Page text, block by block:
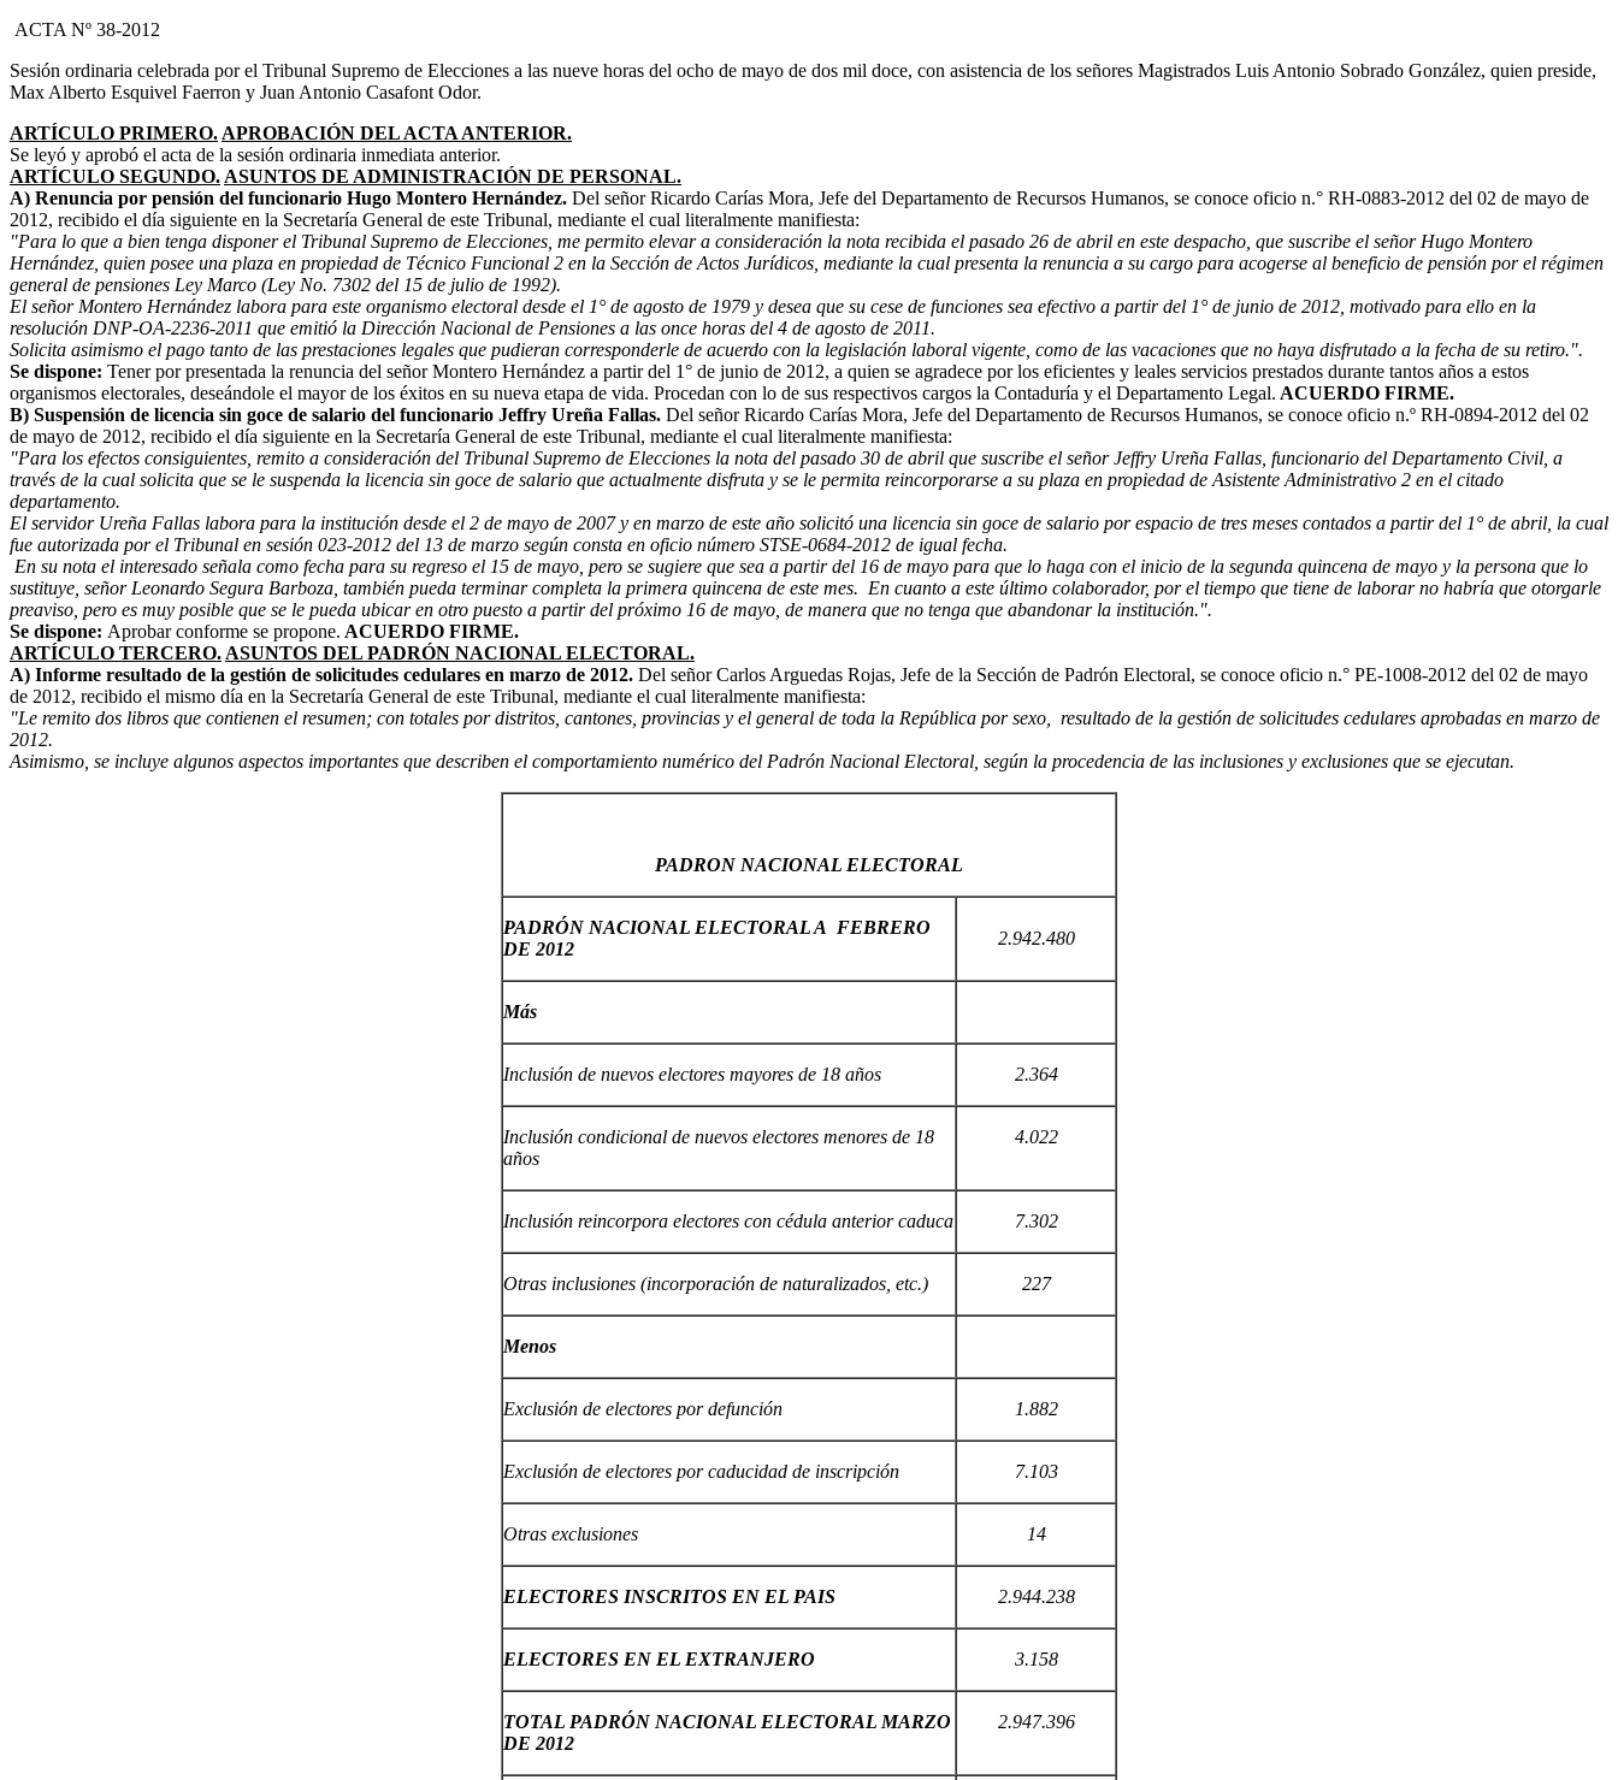
ACTA Nº 38-2012
Sesión ordinaria celebrada por el Tribunal Supremo de Elecciones a las nueve horas del ocho de mayo de dos mil doce, con asistencia de los señores Magistrados Luis Antonio Sobrado González, quien preside,
Max Alberto Esquivel Faerron y Juan Antonio Casafont Odor.
ARTÍCULO PRIMERO. APROBACIÓN DEL ACTA ANTERIOR.
Se leyó y aprobó el acta de la sesión ordinaria inmediata anterior.
ARTÍCULO SEGUNDO. ASUNTOS DE ADMINISTRACIÓN DE PERSONAL.
A) Renuncia por pensión del funcionario Hugo Montero Hernández. Del señor Ricardo Carías Mora, Jefe del Departamento de Recursos Humanos, se conoce oficio n.° RH-0883-2012 del 02 de mayo de
2012, recibido el día siguiente en la Secretaría General de este Tribunal, mediante el cual literalmente manifiesta:
"Para lo que a bien tenga disponer el Tribunal Supremo de Elecciones, me permito elevar a consideración la nota recibida el pasado 26 de abril en este despacho, que suscribe el señor Hugo Montero
Hernández, quien posee una plaza en propiedad de Técnico Funcional 2 en la Sección de Actos Jurídicos, mediante la cual presenta la renuncia a su cargo para acogerse al beneficio de pensión por el régimen
general de pensiones Ley Marco (Ley No. 7302 del 15 de julio de 1992).
El señor Montero Hernández labora para este organismo electoral desde el 1° de agosto de 1979 y desea que su cese de funciones sea efectivo a partir del 1° de junio de 2012, motivado para ello en la
resolución DNP-OA-2236-2011 que emitió la Dirección Nacional de Pensiones a las once horas del 4 de agosto de 2011.
Solicita asimismo el pago tanto de las prestaciones legales que pudieran corresponderle de acuerdo con la legislación laboral vigente, como de las vacaciones que no haya disfrutado a la fecha de su retiro.".
Se dispone: Tener por presentada la renuncia del señor Montero Hernández a partir del 1° de junio de 2012, a quien se agradece por los eficientes y leales servicios prestados durante tantos años a estos
organismos electorales, deseándole el mayor de los éxitos en su nueva etapa de vida. Procedan con lo de sus respectivos cargos la Contaduría y el Departamento Legal. ACUERDO FIRME.
B) Suspensión de licencia sin goce de salario del funcionario Jeffry Ureña Fallas. Del señor Ricardo Carías Mora, Jefe del Departamento de Recursos Humanos, se conoce oficio n.º RH-0894-2012 del 02
de mayo de 2012, recibido el día siguiente en la Secretaría General de este Tribunal, mediante el cual literalmente manifiesta:
"Para los efectos consiguientes, remito a consideración del Tribunal Supremo de Elecciones la nota del pasado 30 de abril que suscribe el señor Jeffry Ureña Fallas, funcionario del Departamento Civil, a
través de la cual solicita que se le suspenda la licencia sin goce de salario que actualmente disfruta y se le permita reincorporarse a su plaza en propiedad de Asistente Administrativo 2 en el citado
departamento.
El servidor Ureña Fallas labora para la institución desde el 2 de mayo de 2007 y en marzo de este año solicitó una licencia sin goce de salario por espacio de tres meses contados a partir del 1° de abril, la cual
fue autorizada por el Tribunal en sesión 023-2012 del 13 de marzo según consta en oficio número STSE-0684-2012 de igual fecha.
En su nota el interesado señala como fecha para su regreso el 15 de mayo, pero se sugiere que sea a partir del 16 de mayo para que lo haga con el inicio de la segunda quincena de mayo y la persona que lo
sustituye, señor Leonardo Segura Barboza, también pueda terminar completa la primera quincena de este mes. En cuanto a este último colaborador, por el tiempo que tiene de laborar no habría que otorgarle
preaviso, pero es muy posible que se le pueda ubicar en otro puesto a partir del próximo 16 de mayo, de manera que no tenga que abandonar la institución.".
Se dispone: Aprobar conforme se propone. ACUERDO FIRME.
ARTÍCULO TERCERO. ASUNTOS DEL PADRÓN NACIONAL ELECTORAL.
A) Informe resultado de la gestión de solicitudes cedulares en marzo de 2012. Del señor Carlos Arguedas Rojas, Jefe de la Sección de Padrón Electoral, se conoce oficio n.° PE-1008-2012 del 02 de mayo
de 2012, recibido el mismo día en la Secretaría General de este Tribunal, mediante el cual literalmente manifiesta:
"Le remito dos libros que contienen el resumen; con totales por distritos, cantones, provincias y el general de toda la República por sexo, resultado de la gestión de solicitudes cedulares aprobadas en marzo de
2012.
Asimismo, se incluye algunos aspectos importantes que describen el comportamiento numérico del Padrón Nacional Electoral, según la procedencia de las inclusiones y exclusiones que se ejecutan.
PADRON NACIONAL ELECTORAL
PADRÓN NACIONAL ELECTORAL A FEBRERO
DE 2012
2.942.480
Más
Inclusión de nuevos electores mayores de 18 años 2.364
Inclusión condicional de nuevos electores menores de 18
años
4.022
Inclusión reincorpora electores con cédula anterior caduca 7.302
Otras inclusiones (incorporación de naturalizados, etc.) 227
Menos
Exclusión de electores por defunción 1.882
Exclusión de electores por caducidad de inscripción 7.103
Otras exclusiones 14
ELECTORES INSCRITOS EN EL PAIS 2.944.238
ELECTORES EN EL EXTRANJERO 3.158
TOTAL PADRÓN NACIONAL ELECTORAL MARZO
DE 2012
2.947.396